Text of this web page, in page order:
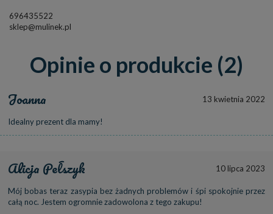
696435522
sklep@mulinek.pl
Opinie o produkcie (2)
Joanna 13 kwietnia 2022
Idealny prezent dla mamy!
Alicja Pełszyk 10 lipca 2023
Mój bobas teraz zasypia bez żadnych problemów i śpi spokojnie przez
całą noc. Jestem ogromnie zadowolona z tego zakupu!